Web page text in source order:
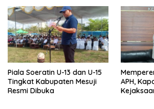
Piala Soeratin U-13 dan U-15
Tingkat Kabupaten Mesuji
Resmi Dibuka
APH,